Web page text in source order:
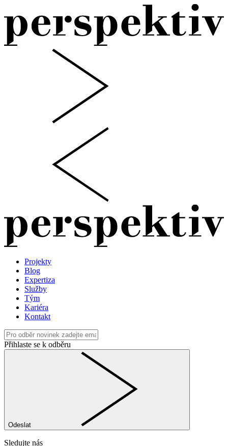
Projekty
Blog
Expertiza
Služby
Tým
Kariéra
Kontakt
Přihlaste se k odběru
Odeslat
Sledujte nás